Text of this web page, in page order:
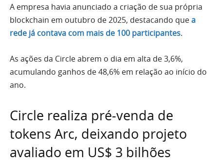
A empresa havia anunciado a criação de sua própria
blockchain em outubro de 2025, destacando quea
rede já contava com mais de 100 participantes.
As ações da Circle abrem o dia em alta de 3,6%,
acumulando ganhos de 48,6% em relação ao início do
ano.
Circle realiza pré-venda de
tokens Arc, deixando projeto
avaliado em US$ 3 bilhões